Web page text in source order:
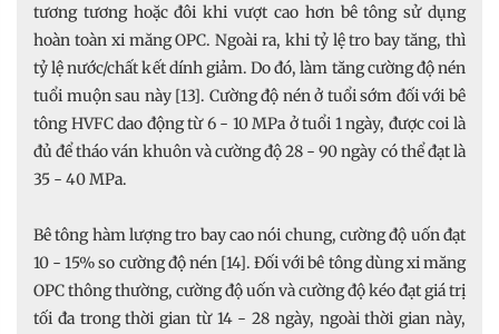
tương tương hoặc đôi khi vượt cao hơn bê tông sử dụng
hoàn toàn xi măng OPC. Ngoài ra, khi tỷ lệ tro bay tăng, thì
tỷ lệ nước/chất kết dính giảm. Do đó, làm tăng cường độ nén
tuổi muộn sau này [13]. Cường độ nén ở tuổi sớm đối với bê
tông HVFC dao động từ 6 - 10 MPa ở tuổi 1 ngày, được coi là
đủ để tháo ván khuôn và cường độ 28 - 90 ngày có thể đạt là
35 - 40 MPa.
Bê tông hàm lượng tro bay cao nói chung, cường độ uốn đạt
10 - 15% so cường độ nén [14]. Đối với bê tông dùng xi măng
OPC thông thường, cường độ uốn và cường độ kéo đạt giá trị
tối đa trong thời gian từ 14 - 28 ngày, ngoài thời gian này,